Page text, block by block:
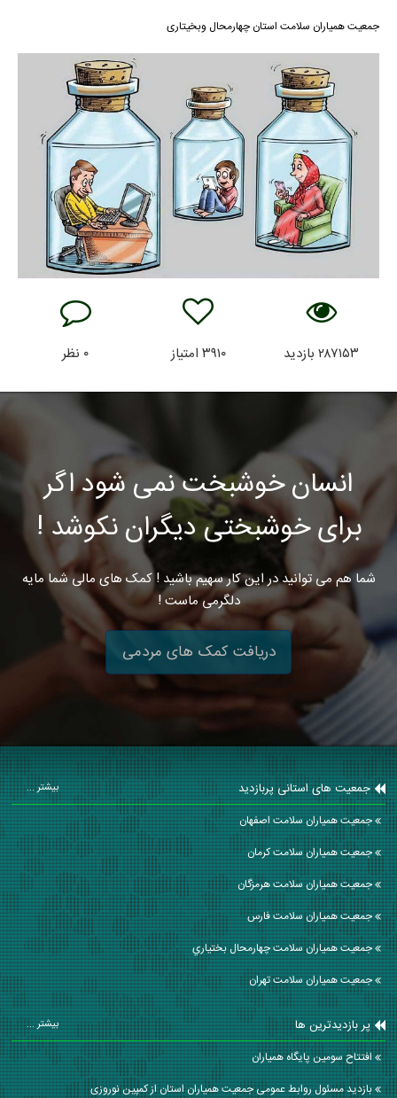
جمعیت همیاران سلامت استان چهارمحال وبخیتاری
۲۸۷۱۵۳بازدید ۳۹۱۰ امتیاز ۰ نظر
انسان خوشبخت نمی شود اگر
برای خوشبختی دیگران نکوشد !
شما هم می توانید در این کار سهیم باشید ! کمک های مالی شما مایه
دلگرمی ماست !
دریافت کمک های مردمی
جمعیت های استانی پربازدید بیشتر ...
جمعیت همیاران سلامت اصفهان
جمعیت همیاران سلامت كرمان
جمعیت همیاران سلامت هرمزگان
جمعیت همیاران سلامت فارس
جمعیت همیاران سلامت چهارمحال بختياري
جمعیت همیاران سلامت تهران
پر بازدیدترین ها بیشتر ...
افتتاح سومین پایگاه همیاران
بازدید مسئول روابط عمومی جمعیت همیاران استان از کمپین نوروزی